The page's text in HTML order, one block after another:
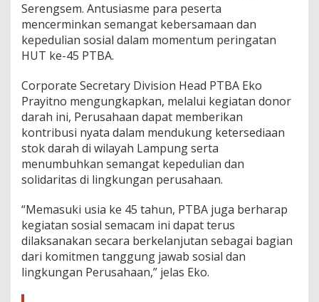
Serengsem. Antusiasme para peserta
mencerminkan semangat kebersamaan dan
kepedulian sosial dalam momentum peringatan
HUT ke-45 PTBA.
Corporate Secretary Division Head PTBA Eko
Prayitno mengungkapkan, melalui kegiatan donor
darah ini, Perusahaan dapat memberikan
kontribusi nyata dalam mendukung ketersediaan
stok darah di wilayah Lampung serta
menumbuhkan semangat kepedulian dan
solidaritas di lingkungan perusahaan.
“Memasuki usia ke 45 tahun, PTBA juga berharap
kegiatan sosial semacam ini dapat terus
dilaksanakan secara berkelanjutan sebagai bagian
dari komitmen tanggung jawab sosial dan
lingkungan Perusahaan,” jelas Eko.